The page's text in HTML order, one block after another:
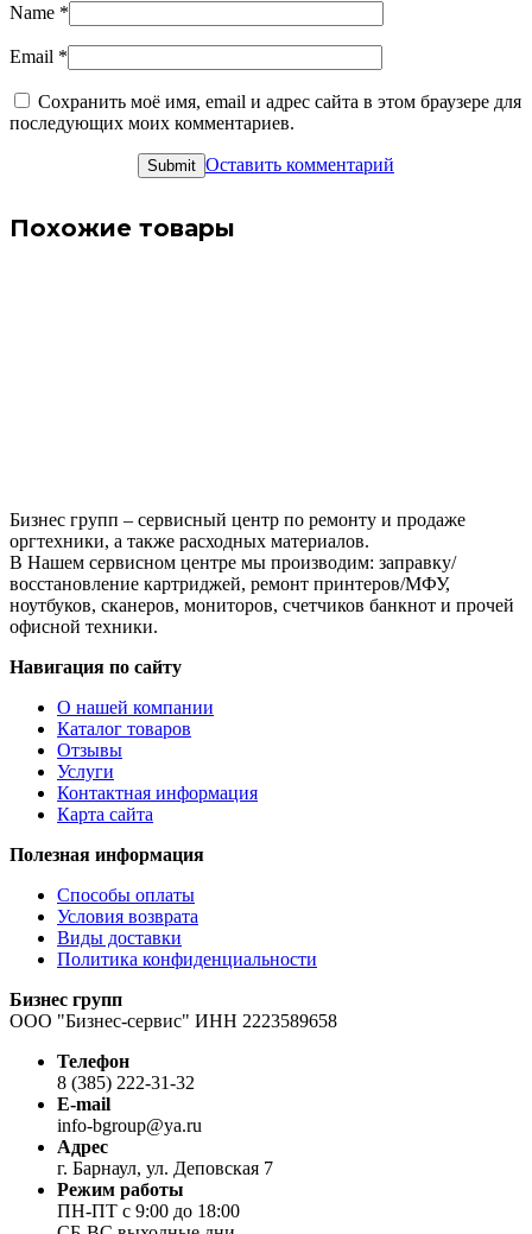
Name *
Email *
Сохранить моё имя, email и адрес сайта в этом браузере для
последующих моих комментариев.
Оставить комментарий
Похожие товары
Бизнес групп – сервисный центр по ремонту и продаже
оргтехники, а также расходных материалов.
В Нашем сервисном центре мы производим: заправку/
восстановление картриджей, ремонт принтеров/МФУ,
ноутбуков, сканеров, мониторов, счетчиков банкнот и прочей
офисной техники.
Навигация по сайту
О нашей компании
Каталог товаров
Отзывы
Услуги
Контактная информация
Карта сайта
Полезная информация
Способы оплаты
Условия возврата
Виды доставки
Политика конфиденциальности
Бизнес групп
ООО "Бизнес-сервис" ИНН 2223589658
Телефон
8 (385) 222-31-32
E-mail
info-bgroup@ya.ru
Адрес
г. Барнаул, ул. Деповская 7
Режим работы
ПН-ПТ с 9:00 до 18:00